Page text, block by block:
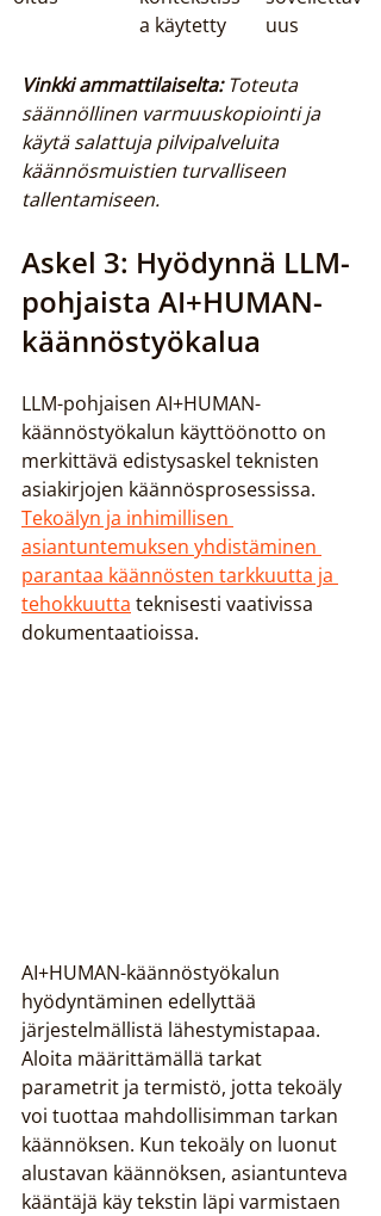
a käytetty
uus
Vinkki ammattilaiselta: Toteuta
säännöllinen varmuuskopiointi ja
käytä salattuja pilvipalveluita
käännösmuistien turvalliseen
tallentamiseen.
Askel 3: Hyödynnä LLM-
pohjaista AI+HUMAN-
käännöstyökalua
LLM-pohjaisen AI+HUMAN-
käännöstyökalun käyttöönotto on
merkittävä edistysaskel teknisten
asiakirjojen käännösprosessissa.
Tekoälyn ja inhimillisen
asiantuntemuksen yhdistäminen
parantaa käännösten tarkkuutta ja
tehokkuutta teknisesti vaativissa
dokumentaatioissa.
AI+HUMAN-käännöstyökalun
hyödyntäminen edellyttää
järjestelmällistä lähestymistapaa.
Aloita määrittämällä tarkat
parametrit ja termistö, jotta tekoäly
voi tuottaa mahdollisimman tarkan
käännöksen. Kun tekoäly on luonut
alustavan käännöksen, asiantunteva
kääntäjä käy tekstin läpi varmistaen